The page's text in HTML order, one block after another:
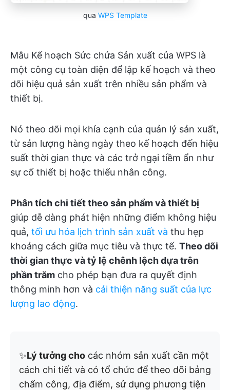
qua WPS Template
Mẫu Kế hoạch Sức chứa Sản xuất của WPS là
một công cụ toàn diện để lập kế hoạch và theo
dõi hiệu quả sản xuất trên nhiều sản phẩm và
thiết bị.
Nó theo dõi mọi khía cạnh của quản lý sản xuất,
từ sản lượng hàng ngày theo kế hoạch đến hiệu
suất thời gian thực và các trở ngại tiềm ẩn như
sự cố thiết bị hoặc thiếu nhân công.
Phân tích chi tiết theo sản phẩm và thiết bị
giúp dễ dàng phát hiện những điểm không hiệu
quả, tối ưu hóa lịch trình sản xuất và thu hẹp
khoảng cách giữa mục tiêu và thực tế. Theo dõi
thời gian thực và tỷ lệ chênh lệch dựa trên
phần trăm cho phép bạn đưa ra quyết định
thông minh hơn và cải thiện năng suất của lực
lượng lao động.
✨Lý tưởng cho các nhóm sản xuất cần một
cách chi tiết và có tổ chức để theo dõi bảng
chấm công, địa điểm, sử dụng phương tiện